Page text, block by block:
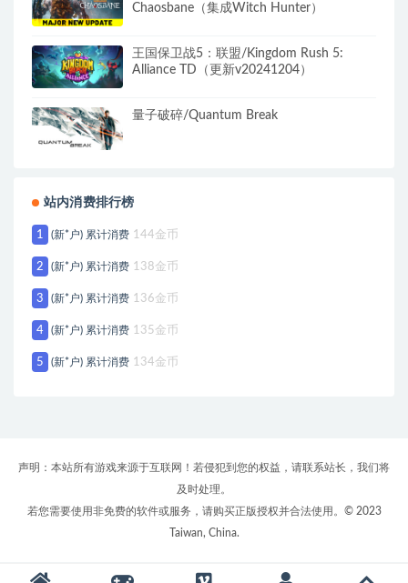
Chaosbane（集成Witch Hunter）
王国保卫战5：联盟/Kingdom Rush 5:
Alliance TD（更新v20241204）
量子破碎/Quantum Break
站内消费排行榜
1 (新*户) 累计消费 144金币
2 (新*户) 累计消费 138金币
3 (新*户) 累计消费 136金币
4 (新*户) 累计消费 135金币
5 (新*户) 累计消费 134金币
声明：本站所有游戏来源于互联网！若侵犯到您的权益，请联系站长，我们将
及时处理。
若您需要使用非免费的软件或服务，请购买正版授权并合法使用。© 2023
Taiwan, China.